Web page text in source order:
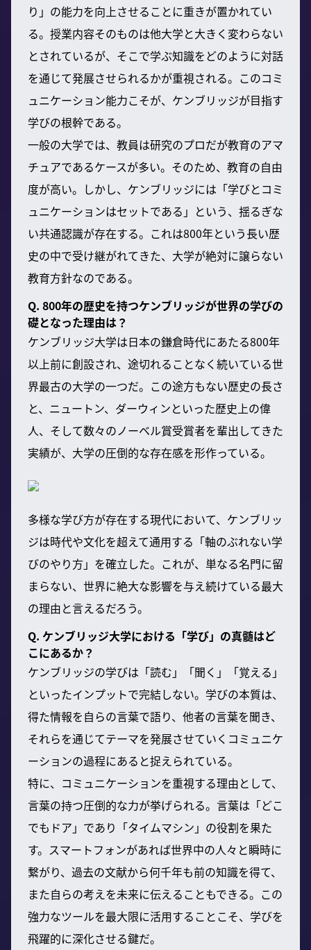
り」の能力を向上させることに重きが置かれてい
る。授業内容そのものは他大学と大きく変わらない
とされているが、そこで学ぶ知識をどのように対話
を通じて発展させられるかが重視される。このコミ
ュニケーション能力こそが、ケンブリッジが目指す
学びの根幹である。
一般の大学では、教員は研究のプロだが教育のアマ
チュアであるケースが多い。そのため、教育の自由
度が高い。しかし、ケンブリッジには「学びとコミ
ュニケーションはセットである」という、揺るぎな
い共通認識が存在する。これは800年という長い歴
史の中で受け継がれてきた、大学が絶対に譲らない
教育方針なのである。
Q. 800年の歴史を持つケンブリッジが世界の学びの
礎となった理由は？
ケンブリッジ大学は日本の鎌倉時代にあたる800年
以上前に創設され、途切れることなく続いている世
界最古の大学の一つだ。この途方もない歴史の長さ
と、ニュートン、ダーウィンといった歴史上の偉
人、そして数々のノーベル賞受賞者を輩出してきた
実績が、大学の圧倒的な存在感を形作っている。
多様な学び方が存在する現代において、ケンブリッ
ジは時代や文化を超えて通用する「軸のぶれない学
びのやり方」を確立した。これが、単なる名門に留
まらない、世界に絶大な影響を与え続けている最大
の理由と言えるだろう。
Q. ケンブリッジ大学における「学び」の真髄はど
こにあるか？
ケンブリッジの学びは「読む」「聞く」「覚える」
といったインプットで完結しない。学びの本質は、
得た情報を自らの言葉で語り、他者の言葉を聞き、
それらを通じてテーマを発展させていくコミュニケ
ーションの過程にあると捉えられている。
特に、コミュニケーションを重視する理由として、
言葉の持つ圧倒的な力が挙げられる。言葉は「どこ
でもドア」であり「タイムマシン」の役割を果た
す。スマートフォンがあれば世界中の人々と瞬時に
繋がり、過去の文献から何千年も前の知識を得て、
また自らの考えを未来に伝えることもできる。この
強力なツールを最大限に活用することこそ、学びを
飛躍的に深化させる鍵だ。